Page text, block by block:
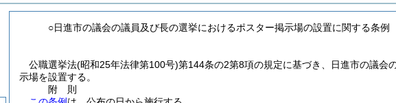
○日進市の議会の議員及び長の選挙におけるポスター掲示場の設置に関する条例
公職選挙法(昭和25年法律第100号)第144条の2第8項の規定に基づき、日進市の議会
示場を設置する。
附 則